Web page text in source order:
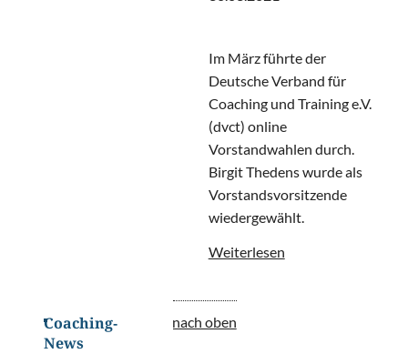
Im März führte der
Deutsche Verband für
Coaching und Training e.V.
(dvct) online
Vorstandwahlen durch.
Birgit Thedens wurde als
Vorstandsvorsitzende
wiedergewählt.
Weiterlesen
Coaching-
News
nach oben